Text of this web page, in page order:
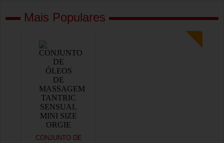
Mais Populares
CONJUNTO DE